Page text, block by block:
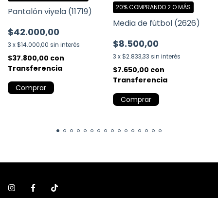
Pantalón viyela (11719)
$42.000,00
3 x $14.000,00 sin interés
$37.800,00 con
Transferencia
Comprar
Media de fútbol (2626)
$8.500,00
3 x $2.833,33 sin interés
20%COMPRANDO 2 O MÁS
$7.650,00 con
Transferencia
Comprar